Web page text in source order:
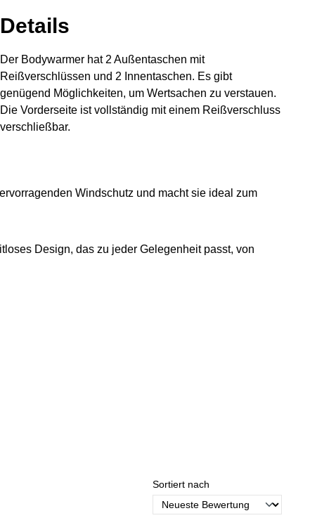
Details
Der Bodywarmer hat 2 Außentaschen mit
Reißverschlüssen und 2 Innentaschen. Es gibt
genügend Möglichkeiten, um Wertsachen zu verstauen.
Die Vorderseite ist vollständig mit einem Reißverschluss
verschließbar.
Windschutz und macht sie ideal zum
Design, das zu jeder Gelegenheit passt, von
Sortiert nach